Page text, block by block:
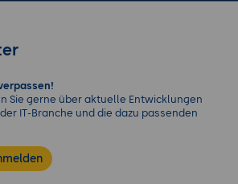
Sie gerne über aktuelle Entwicklungen
IT-Branche und die dazu passenden